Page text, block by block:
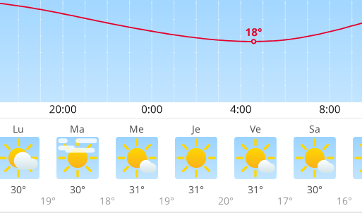
Lu Ma Me Je Ve Sa
30°
19°
30°
18°
31°
19°
31°
20°
31°
17°
30°
16°